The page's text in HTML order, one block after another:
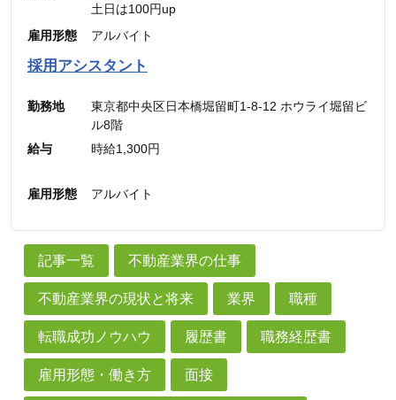
土日は100円up
雇用形態
アルバイト
採用アシスタント
勤務地
東京都中央区日本橋堀留町1-8-12 ホウライ堀留ビ
ル8階
給与
時給1,300円
雇用形態 アルバイト
記事一覧 不動産業界の仕事
不動産業界の現状と将来 業界 職種
転職成功ノウハウ 履歴書 職務経歴書
雇用形態・働き方 面接